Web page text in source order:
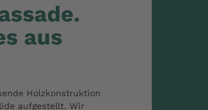
aus
Holzkonstruktion
aufgestellt. Wir